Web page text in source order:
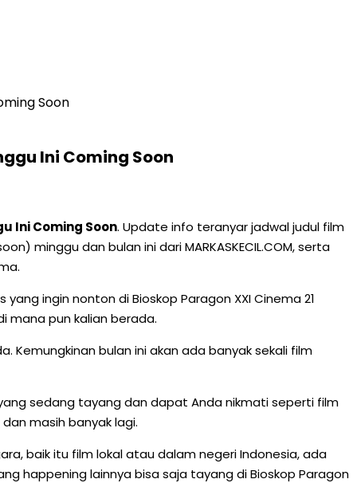
Soon
Ini Coming Soon
Ini Coming Soon. Update info teranyar jadwal judul film
minggu dan bulan ini dari MARKASKECIL.COM, serta
ingin nonton di Bioskop Paragon XXI Cinema 21
mana pun kalian berada.
Kemungkinan bulan ini akan ada banyak sekali film
yang sedang tayang dan dapat Anda nikmati seperti film
masih banyak lagi.
baik itu film lokal atau dalam negeri Indonesia, ada
happening lainnya bisa saja tayang di Bioskop Paragon